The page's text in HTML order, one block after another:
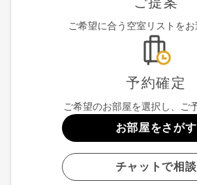
ご希望に合う空室リストを
予約確定
ご希望のお部屋を選択し、ご
お部屋をさがす
チャットで相談